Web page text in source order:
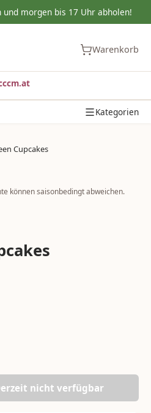
morgen bis 17 Uhr abholen!
Warenkorb
Kategorien
Cupcakes
können saisonbedingt abweichen.
nicht verfügbar